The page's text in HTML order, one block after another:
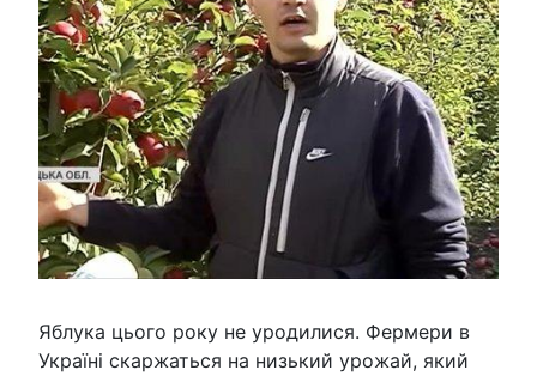
Яблука цього року не уродилися. Фермери в
Україні скаржаться на низький урожай, який